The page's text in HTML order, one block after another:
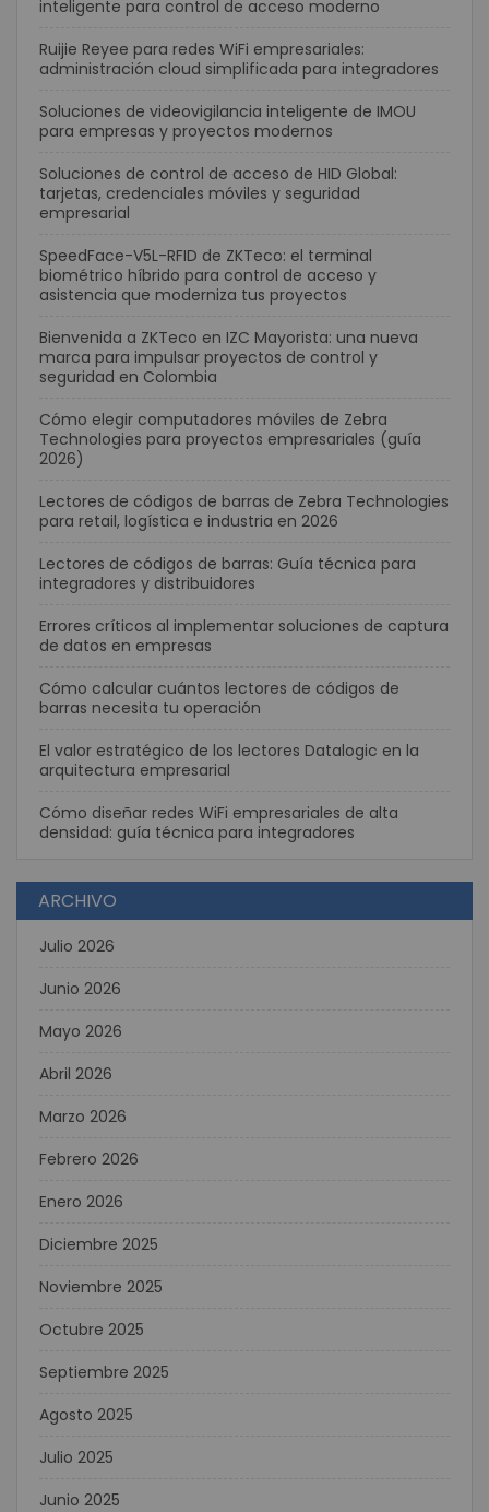
inteligente para control de acceso moderno
Ruijie Reyee para redes WiFi empresariales:
administración cloud simplificada para integradores
Soluciones de videovigilancia inteligente de IMOU
para empresas y proyectos modernos
Soluciones de control de acceso de HID Global:
tarjetas, credenciales móviles y seguridad
empresarial
SpeedFace-V5L-RFID de ZKTeco: el terminal
biométrico híbrido para control de acceso y
asistencia que moderniza tus proyectos
Bienvenida a ZKTeco en IZC Mayorista: una nueva
marca para impulsar proyectos de control y
seguridad en Colombia
Cómo elegir computadores móviles de Zebra
Technologies para proyectos empresariales (guía
2026)
Lectores de códigos de barras de Zebra Technologies
para retail, logística e industria en 2026
Lectores de códigos de barras: Guía técnica para
integradores y distribuidores
Errores críticos al implementar soluciones de captura
de datos en empresas
Cómo calcular cuántos lectores de códigos de
barras necesita tu operación
El valor estratégico de los lectores Datalogic en la
arquitectura empresarial
Cómo diseñar redes WiFi empresariales de alta
densidad: guía técnica para integradores
ARCHIVO
Julio 2026
Junio 2026
Mayo 2026
Abril 2026
Marzo 2026
Febrero 2026
Enero 2026
Diciembre 2025
Noviembre 2025
Octubre 2025
Septiembre 2025
Agosto 2025
Julio 2025
Junio 2025